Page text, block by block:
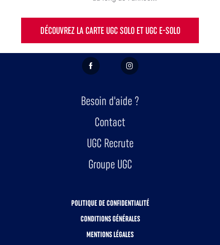
DÉCOUVREZ LA CARTE UGC SOLO ET UGC E-SOLO
FACEBOOK INSTAGRAM
Besoin d'aide ?
Contact
UGC Recrute
Groupe UGC
POLITIQUE DE CONFIDENTIALITÉ
CONDITIONS GÉNÉRALES
MENTIONS LÉGALES